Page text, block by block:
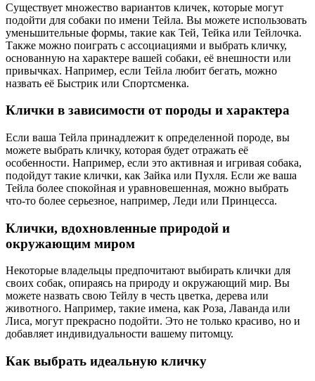
Существует множество вариантов кличек, которые могут
подойти для собаки по имени Тейла. Вы можете использовать
уменьшительные формы, такие как Тей, Тейка или Тейлочка.
Также можно поиграть с ассоциациями и выбрать кличку,
основанную на характере вашей собаки, её внешности или
привычках. Например, если Тейла любит бегать, можно
назвать её Быстрик или Спортсменка.
Клички в зависимости от породы и характера
Если ваша Тейла принадлежит к определенной породе, вы
можете выбрать кличку, которая будет отражать её
особенности. Например, если это активная и игривая собака,
подойдут такие клички, как Зайка или Пухля. Если же ваша
Тейла более спокойная и уравновешенная, можно выбрать
что-то более серьезное, например, Леди или Принцесса.
Клички, вдохновленные природой и
окружающим миром
Некоторые владельцы предпочитают выбирать клички для
своих собак, опираясь на природу и окружающий мир. Вы
можете назвать свою Тейлу в честь цветка, дерева или
животного. Например, такие имена, как Роза, Лаванда или
Лиса, могут прекрасно подойти. Это не только красиво, но и
добавляет индивидуальности вашему питомцу.
Как выбрать идеальную кличку